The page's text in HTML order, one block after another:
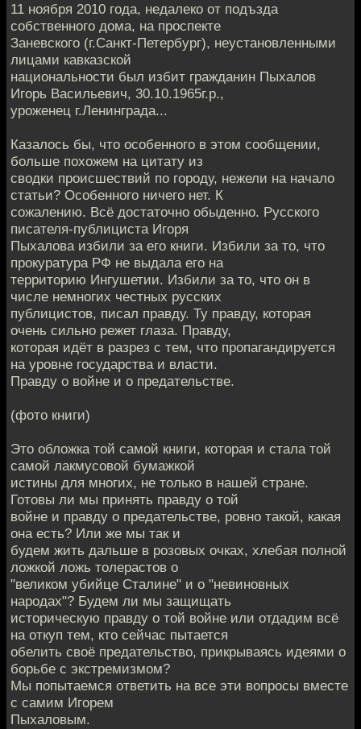
11 ноября 2010 года, недалеко от подъзда
собственного дома, на проспекте
Заневского (г.Санкт-Петербург), неустановленными
лицами кавказской
национальности был избит гражданин Пыхалов
Игорь Васильевич, 30.10.1965г.р.,
уроженец г.Ленинграда...
Казалось бы, что особенного в этом сообщении,
больше похожем на цитату из
сводки происшествий по городу, нежели на начало
статьи? Особенного ничего нет. К
сожалению. Всё достаточно обыденно. Русского
писателя-публициста Игоря
Пыхалова избили за его книги. Избили за то, что
прокуратура РФ не выдала его на
территорию Ингушетии. Избили за то, что он в
числе немногих честных русских
публицистов, писал правду. Ту правду, которая
очень сильно режет глаза. Правду,
которая идёт в разрез с тем, что пропагандируется
на уровне государства и власти.
Правду о войне и о предательстве.
(фото книги)
Это обложка той самой книги, которая и стала той
самой лакмусовой бумажкой
истины для многих, не только в нашей стране.
Готовы ли мы принять правду о той
войне и правду о предательстве, ровно такой, какая
она есть? Или же мы так и
будем жить дальше в розовых очках, хлебая полной
ложкой ложь толерастов о
"великом убийце Сталине" и о "невиновных
народах"? Будем ли мы защищать
историческую правду о той войне или отдадим всё
на откуп тем, кто сейчас пытается
обелить своё предательство, прикрываясь идеями о
борьбе с экстремизмом?
Мы попытаемся ответить на все эти вопросы вместе
с самим Игорем
Пыхаловым.